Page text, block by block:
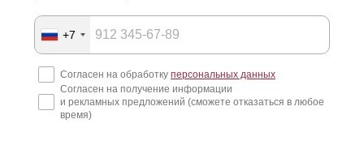
+7
Согласен на обработку персональных данных
Согласен на получение информации
и рекламных предложений (сможете отказаться в любое
время)